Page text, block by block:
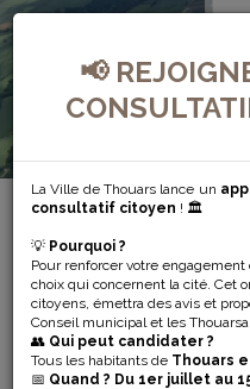
📢
La Ville de Thouars lance un
consultatif citoyen ! 🏛️
💡 Pourquoi ?
Pour renforcer votre
choix qui concernent la cité. Cet
citoyens, émettra des avis et
Conseil municipal et les
👥 Qui peut candidater ?
Tous les habitants de Thouars
📅 Quand ? Du 1er juillet au
<Retour à la